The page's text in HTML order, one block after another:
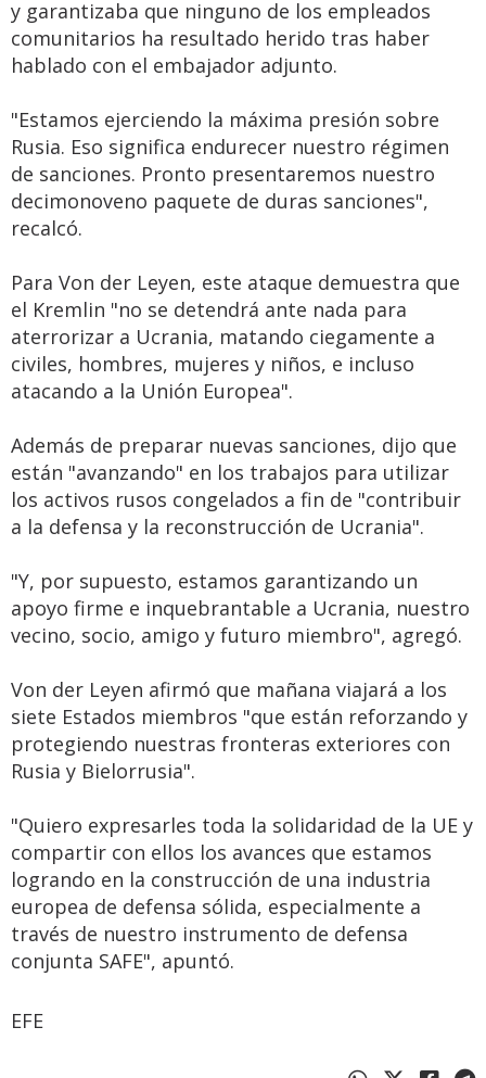
y garantizaba que ninguno de los empleados
comunitarios ha resultado herido tras haber
hablado con el embajador adjunto.
"Estamos ejerciendo la máxima presión sobre
Rusia. Eso significa endurecer nuestro régimen
de sanciones. Pronto presentaremos nuestro
decimonoveno paquete de duras sanciones",
recalcó.
Para Von der Leyen, este ataque demuestra que
el Kremlin "no se detendrá ante nada para
aterrorizar a Ucrania, matando ciegamente a
civiles, hombres, mujeres y niños, e incluso
atacando a la Unión Europea".
Además de preparar nuevas sanciones, dijo que
están "avanzando" en los trabajos para utilizar
los activos rusos congelados a fin de "contribuir
a la defensa y la reconstrucción de Ucrania".
"Y, por supuesto, estamos garantizando un
apoyo firme e inquebrantable a Ucrania, nuestro
vecino, socio, amigo y futuro miembro", agregó.
Von der Leyen afirmó que mañana viajará a los
siete Estados miembros "que están reforzando y
protegiendo nuestras fronteras exteriores con
Rusia y Bielorrusia".
"Quiero expresarles toda la solidaridad de la UE y
compartir con ellos los avances que estamos
logrando en la construcción de una industria
europea de defensa sólida, especialmente a
través de nuestro instrumento de defensa
conjunta SAFE", apuntó.
EFE